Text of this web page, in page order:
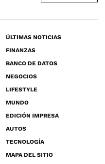
ÚLTIMAS NOTICIAS
FINANZAS
BANCO DE DATOS
NEGOCIOS
LIFESTYLE
MUNDO
EDICIÓN IMPRESA
AUTOS
TECNOLOGÍA
MAPA DEL SITIO